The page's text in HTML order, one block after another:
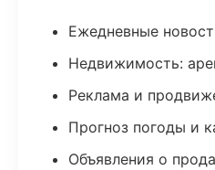
Ежедневные
Недвижимость:
Реклама и
Прогноз погоды и
Объявления о